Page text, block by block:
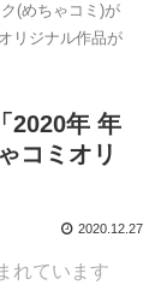
(めちゃコミ)が
リジナル作品が
2020年 年
コミオリ
2020.12.27
れています